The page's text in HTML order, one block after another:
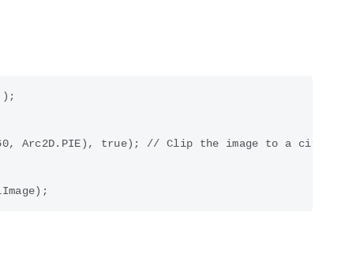
Arc2D.PIE), true); // Clip the image to a circle